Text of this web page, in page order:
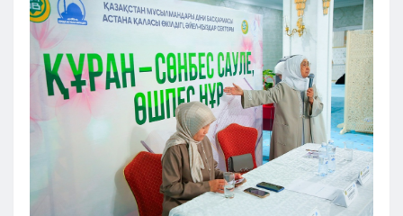
Семей
Талдыкорган
Тараз
Туркестан
Уральск
Усть-Каменогорск
Шымкент